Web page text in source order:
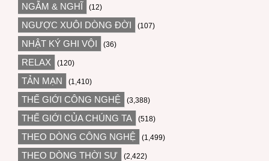
NGẪM & NGHĨ (12)
NGƯỢC XUÔI DÒNG ĐỜI (107)
NHẬT KÝ GHI VỘI (36)
RELAX (120)
TẢN MẠN (1,410)
THẾ GIỚI CÔNG NGHỆ (3,388)
THẾ GIỚI CỦA CHÚNG TA (518)
THEO DÒNG CÔNG NGHỆ (1,499)
THEO DÒNG THỜI SỰ (2,422)